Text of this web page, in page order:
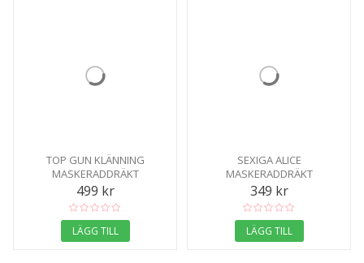
TOP GUN KLÄNNING
MASKERADDRÄKT
499 kr
LÄGG TILL
SEXIGA ALICE
MASKERADDRÄKT
349 kr
LÄGG TILL